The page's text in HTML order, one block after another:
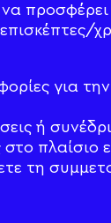
για
ή
πλαίσιο
τη